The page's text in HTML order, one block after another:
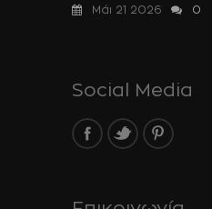
Μάι 21 2026
0
Social Media